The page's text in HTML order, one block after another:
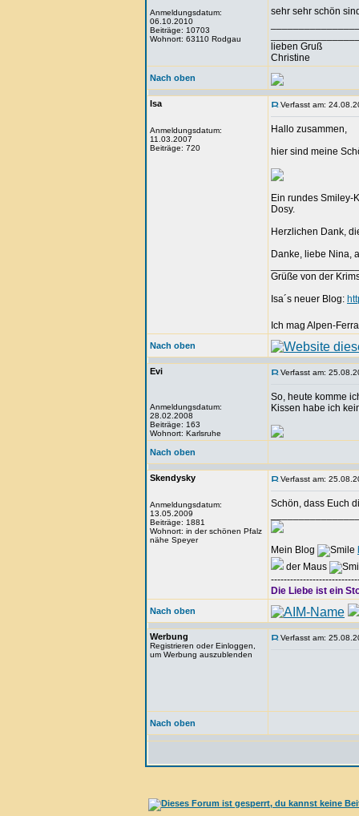
Anmeldungsdatum:
06.10.2010
Beiträge: 10703
Wohnort: 63110 Rodgau
sehr sehr schön
lieben Gruß
Christine
Nach oben
Isa
Anmeldungsdatum:
11.03.2007
Beiträge: 720
Verfasst am:
Hallo zusammen,
hier sind meine
Ein rundes Smiley-
Dosy.
Herzlichen Dank,
Danke, liebe Nina,
Grüße von der
Isa´s neuer Blog:
Ich mag Alpen-
Nach oben
Evi
Anmeldungsdatum:
28.02.2008
Beiträge: 163
Wohnort: Karlsruhe
Verfasst am:
So, heute komme
Kissen habe ich
Nach oben
Skendysky
Anmeldungsdatum:
13.05.2009
Beiträge: 1881
Wohnort: in der schönen Pfalz
nähe Speyer
Verfasst am:
Schön, dass Euch
Mein Blog
der Maus
Die Liebe ist ein
Nach oben
Werbung
Registrieren oder Einloggen,
um Werbung auszublenden
Verfasst am:
Nach oben